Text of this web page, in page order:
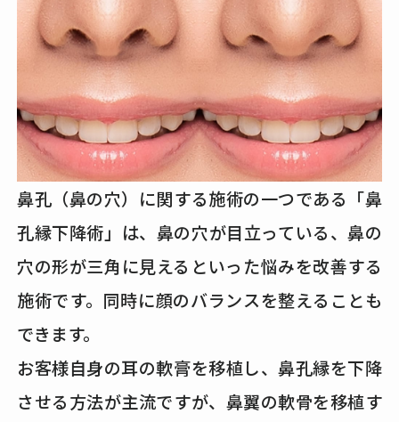
鼻孔（鼻の穴）に関する施術の一つである「鼻
孔縁下降術」は、鼻の穴が目立っている、鼻の
穴の形が三角に見えるといった悩みを改善する
施術です。同時に顔のバランスを整えることも
できます。
お客様自身の耳の軟膏を移植し、鼻孔縁を下降
させる方法が主流ですが、鼻翼の軟骨を移植す